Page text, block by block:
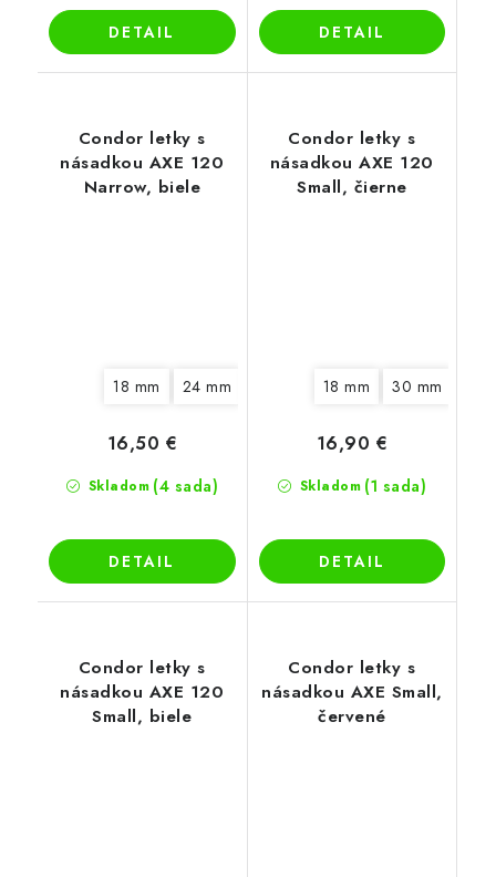
DETAIL DETAIL
Condor letky s
násadkou AXE 120
Narrow, biele
18 mm 24 mm
Skladom (4 sada)
16,50 €
DETAIL
Condor letky s
násadkou AXE 120
Small, čierne
18 mm 30 mm
Skladom (1 sada)
16,90 €
DETAIL
Condor letky s
násadkou AXE 120
Small, biele
Condor letky s
násadkou AXE Small,
červené